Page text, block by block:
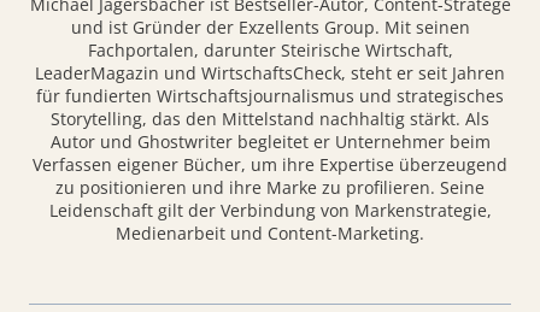
und ist Gründer der Exzellents Group. Mit seinen
Fachportalen, darunter Steirische Wirtschaft,
LeaderMagazin und WirtschaftsCheck, steht er seit Jahren
für fundierten Wirtschaftsjournalismus und strategisches
Storytelling, das den Mittelstand nachhaltig stärkt. Als
Autor und Ghostwriter begleitet er Unternehmer beim
Verfassen eigener Bücher, um ihre Expertise überzeugend
zu positionieren und ihre Marke zu profilieren. Seine
Leidenschaft gilt der Verbindung von Markenstrategie,
Medienarbeit und Content-Marketing.